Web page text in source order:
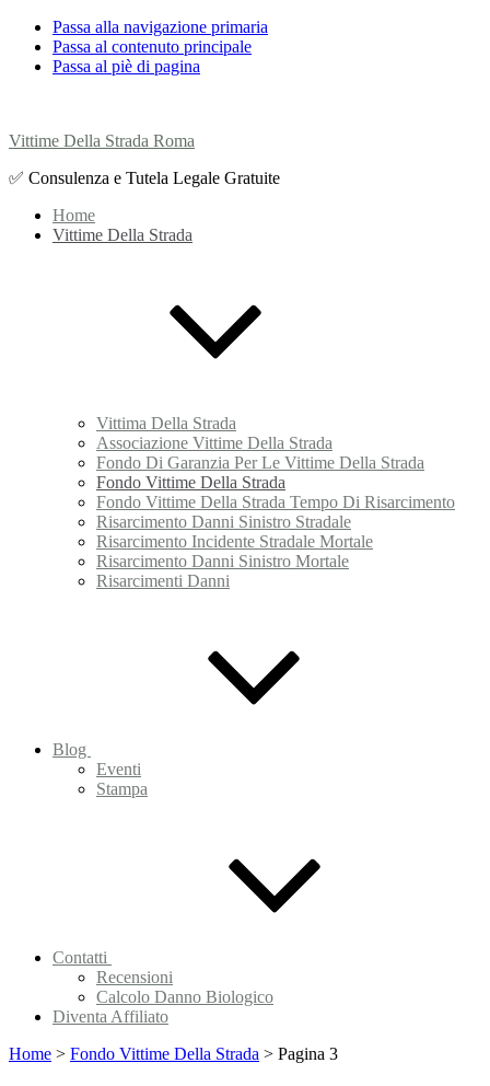
Passa alla navigazione primaria
Passa al contenuto principale
Passa al piè di pagina
Vittime Della Strada Roma
✅ Consulenza e Tutela Legale Gratuite
Home
Vittime Della Strada
Vittima Della Strada
Associazione Vittime Della Strada
Fondo Di Garanzia Per Le Vittime Della Strada
Fondo Vittime Della Strada
Fondo Vittime Della Strada Tempo Di Risarcimento
Risarcimento Danni Sinistro Stradale
Risarcimento Incidente Stradale Mortale
Risarcimento Danni Sinistro Mortale
Risarcimenti Danni
Blog
Eventi
Stampa
Contatti
Recensioni
Calcolo Danno Biologico
Diventa Affiliato
Home > Fondo Vittime Della Strada > Pagina 3